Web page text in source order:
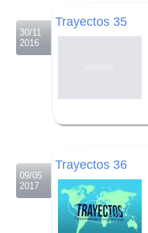
30/11
2016
Trayectos 35
09/05
2017
Trayectos 36